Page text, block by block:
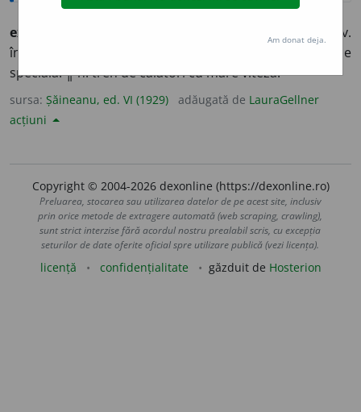
expres
║ adv.
într’adins. ║ m. mesager însărcinat cu o misiune
specială. ║ n. tren de călători cu mare viteză.
sursa: Șăineanu, ed. VI (1929) adăugată de LauraGellner
acțiuni
Copyright © 2004-2026 dexonline (https://dexonline.ro)
Preluarea, stocarea sau utilizarea datelor de pe acest site, inclusiv
prin orice metode de extragere automată (web scraping, crawling),
sunt strict interzise fără acordul nostru prealabil scris, cu excepția
seturilor de date oferite oficial spre utilizare publică (vezi licența).
licență confidențialitate găzduit de Hosterion
Am donat deja.